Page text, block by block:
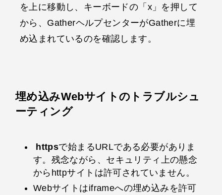
を上に移動し、キーボードの「x」を押して
から、GatherヘルプセンターがGatherに埋
め込まれているのを確認します。
埋め込みWebサイトのトラブルシュ
ーティング
httpsで始まるURLである必要がありま
す。残念ながら、セキュリティ上の懸念
からhttpサイトは許可されていません。
Webサイトはiframeへの埋め込みを許可